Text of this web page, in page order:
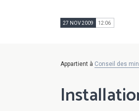
27 NOV 2009 12:06
Appartient à Conseil des